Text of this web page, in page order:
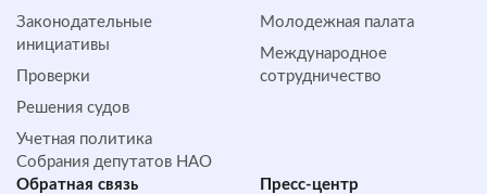
Законодательные
инициативы
Проверки
Решения судов
Учетная политика
Собрания депутатов НАО
Молодежная палата
Международное
сотрудничество
Обратная cвязь Пресс-центр